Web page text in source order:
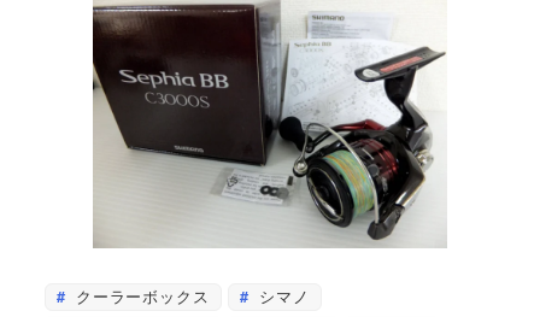
クーラーボックス
シマノ